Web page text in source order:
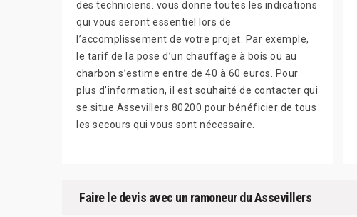
des techniciens. vous donne toutes les indications
qui vous seront essentiel lors de
l’accomplissement de votre projet. Par exemple,
le tarif de la pose d’un chauffage à bois ou au
charbon s’estime entre de 40 à 60 euros. Pour
plus d’information, il est souhaité de contacter qui
se situe Assevillers 80200 pour bénéficier de tous
les secours qui vous sont nécessaire.
Faire le devis avec un ramoneur du Assevillers